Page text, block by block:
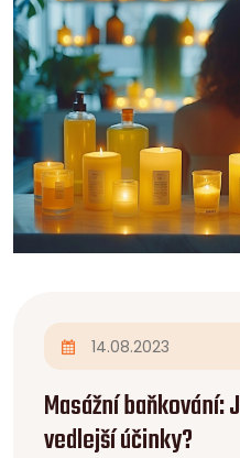
14.08.2023
Masážní baňkování:
vedlejší účinky?